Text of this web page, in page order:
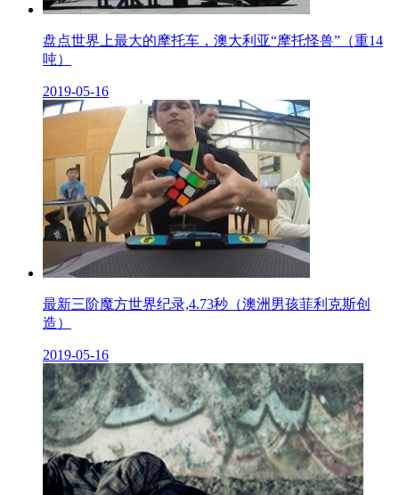
盘点世界上最大的摩托车，澳大利亚“摩托怪兽”（重14
吨）
2019-05-16
最新三阶魔方世界纪录,4.73秒（澳洲男孩菲利克斯创
造）
2019-05-16